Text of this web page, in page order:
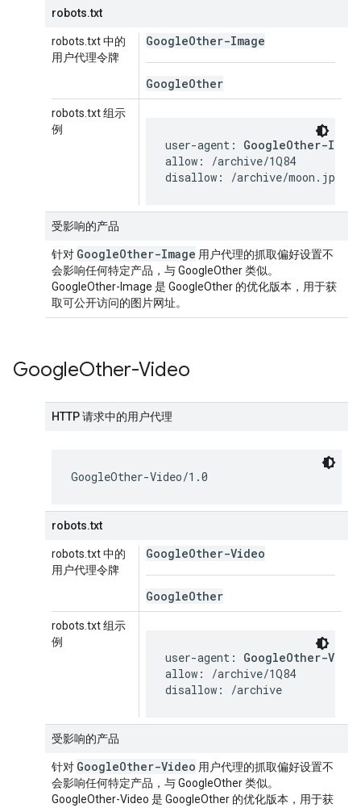
robots.txt
robots.txt 中的
用户代理令牌
GoogleOther-Image
GoogleOther
robots.txt 组示
例
user-agent: GoogleOther-
allow: /archive/1Q84
disallow: /archive/moon.jpg
受影响的产品
针对 GoogleOther-Image 用户代理的抓取偏好设置不
会影响任何特定产品，与 GoogleOther 类似。
GoogleOther-Image 是 GoogleOther 的优化版本，用于获
取可公开访问的图片网址。
GoogleOther-Video
HTTP 请求中的用户代理
GoogleOther-Video/1.0
robots.txt
robots.txt 中的
用户代理令牌
GoogleOther-Video
GoogleOther
robots.txt 组示
例
user-agent: GoogleOther-
allow: /archive/1Q84
disallow: /archive
受影响的产品
针对 GoogleOther-Video 用户代理的抓取偏好设置不
会影响任何特定产品，与 GoogleOther 类似。
GoogleOther-Video 是 GoogleOther 的优化版本，用于获